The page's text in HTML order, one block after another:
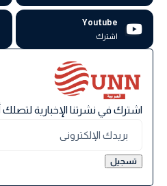
Youtube
اشترك
اشترك في نشرتنا الإخبارية لتصلك